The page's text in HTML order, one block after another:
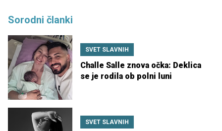
Sorodni članki
SVET SLAVNIH
Challe Salle znova očka: Deklica
se je rodila ob polni luni
SVET SLAVNIH